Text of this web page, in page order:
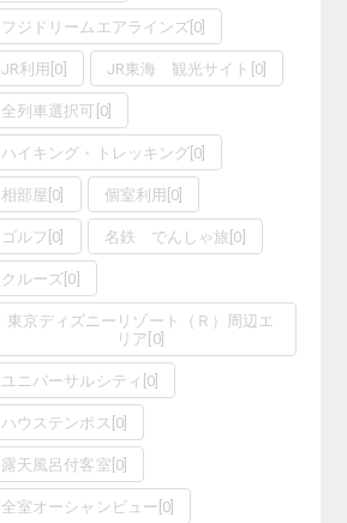
フジドリームエアラインズ[0]
JR利用 [0] JR東海 観光サイト [0]
全列車選択可 [0]
ハイキング・トレッキング[0]
相部屋 [0] 個室利用 [0]
ゴルフ [0] 名鉄 でんしゃ旅 [0]
クルーズ[0]
東京ディズニーリゾート（Ｒ）周辺エ
リア [0]
ユニバーサルシティ [0]
ハウステンボス [0]
露天風呂付客室 [0]
全室オーシャンビュー [0]